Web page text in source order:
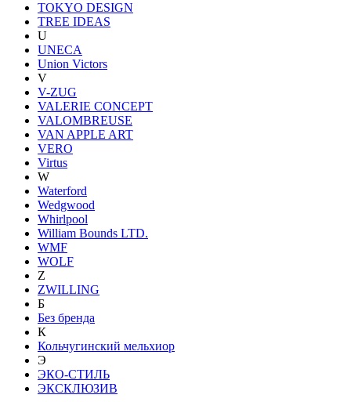
TOKYO DESIGN
TREE IDEAS
U
UNECA
Union Victors
V
V-ZUG
VALERIE CONCEPT
VALOMBREUSE
VAN APPLE ART
VERO
Virtus
W
Waterford
Wedgwood
Whirlpool
William Bounds LTD.
WMF
WOLF
Z
ZWILLING
Б
Без бренда
К
Кольчугинский мельхиор
Э
ЭКО-СТИЛЬ
ЭКСКЛЮЗИВ